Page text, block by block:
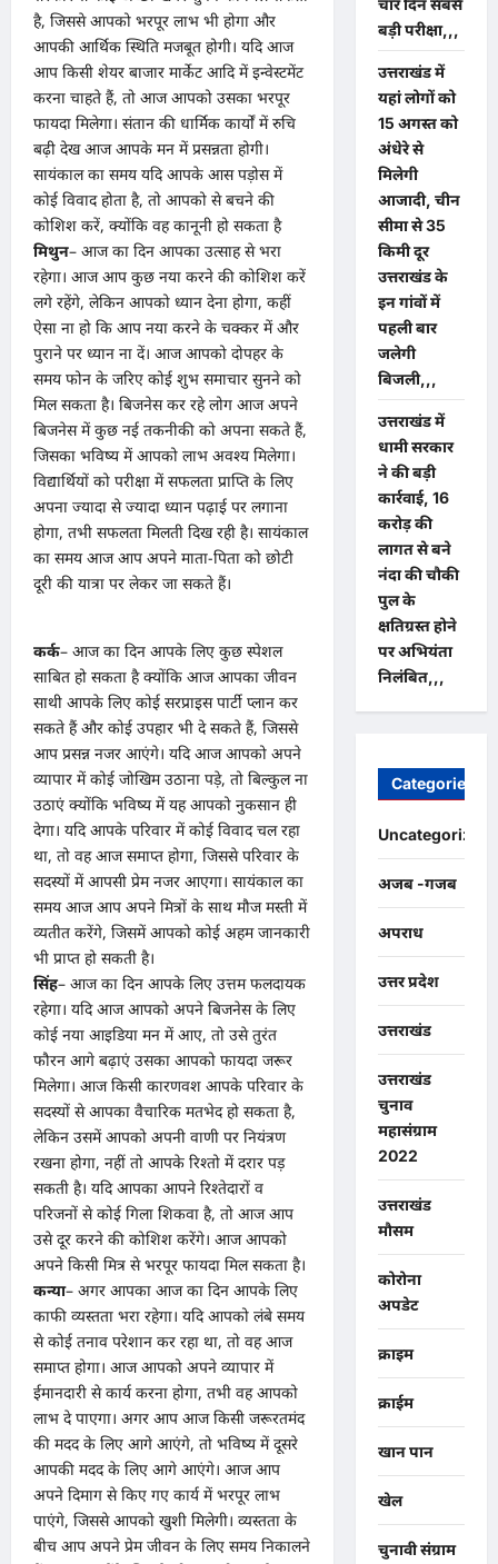
है, जिससे आपको भरपूर लाभ भी होगा और
आपकी आर्थिक स्थिति मजबूत होगी। यदि आज
आप किसी शेयर बाजार मार्केट आदि में इन्वेस्टमेंट
करना चाहते हैं, तो आज आपको उसका भरपूर
फायदा मिलेगा। संतान की धार्मिक कार्यों में रुचि
बढ़ी देख आज आपके मन में प्रसन्नता होगी।
सायंकाल का समय यदि आपके आस पड़ोस में
कोई विवाद होता है, तो आपको से बचने की
कोशिश करें, क्योंकि वह कानूनी हो सकता है
मिथुन– आज का दिन आपका उत्साह से भरा
रहेगा। आज आप कुछ नया करने की कोशिश करें
लगे रहेंगे, लेकिन आपको ध्यान देना होगा, कहीं
ऐसा ना हो कि आप नया करने के चक्कर में और
पुराने पर ध्यान ना दें। आज आपको दोपहर के
समय फोन के जरिए कोई शुभ समाचार सुनने को
मिल सकता है। बिजनेस कर रहे लोग आज अपने
बिजनेस में कुछ नई तकनीकी को अपना सकते हैं,
जिसका भविष्य में आपको लाभ अवश्य मिलेगा।
विद्यार्थियों को परीक्षा में सफलता प्राप्ति के लिए
अपना ज्यादा से ज्यादा ध्यान पढ़ाई पर लगाना
होगा, तभी सफलता मिलती दिख रही है। सायंकाल
का समय आज आप अपने माता-पिता को छोटी
दूरी की यात्रा पर लेकर जा सकते हैं।
कर्क– आज का दिन आपके लिए कुछ स्पेशल
साबित हो सकता है क्योंकि आज आपका जीवन
साथी आपके लिए कोई सरप्राइस पार्टी प्लान कर
सकते हैं और कोई उपहार भी दे सकते हैं, जिससे
आप प्रसन्न नजर आएंगे। यदि आज आपको अपने
व्यापार में कोई जोखिम उठाना पड़े, तो बिल्कुल ना
उठाएं क्योंकि भविष्य में यह आपको नुकसान ही
देगा। यदि आपके परिवार में कोई विवाद चल रहा
था, तो वह आज समाप्त होगा, जिससे परिवार के
सदस्यों में आपसी प्रेम नजर आएगा। सायंकाल का
समय आज आप अपने मित्रों के साथ मौज मस्ती में
व्यतीत करेंगे, जिसमें आपको कोई अहम जानकारी
भी प्राप्त हो सकती है।
सिंह– आज का दिन आपके लिए उत्तम फलदायक
रहेगा। यदि आज आपको अपने बिजनेस के लिए
कोई नया आइडिया मन में आए, तो उसे तुरंत
फौरन आगे बढ़ाएं उसका आपको फायदा जरूर
मिलेगा। आज किसी कारणवश आपके परिवार के
सदस्यों से आपका वैचारिक मतभेद हो सकता है,
लेकिन उसमें आपको अपनी वाणी पर नियंत्रण
रखना होगा, नहीं तो आपके रिश्तो में दरार पड़
सकती है। यदि आपका आपने रिश्तेदारों व
परिजनों से कोई गिला शिकवा है, तो आज आप
उसे दूर करने की कोशिश करेंगे। आज आपको
अपने किसी मित्र से भरपूर फायदा मिल सकता है।
कन्या– अगर आपका आज का दिन आपके लिए
काफी व्यस्तता भरा रहेगा। यदि आपको लंबे समय
से कोई तनाव परेशान कर रहा था, तो वह आज
समाप्त होगा। आज आपको अपने व्यापार में
ईमानदारी से कार्य करना होगा, तभी वह आपको
लाभ दे पाएगा। अगर आप आज किसी जरूरतमंद
की मदद के लिए आगे आएंगे, तो भविष्य में दूसरे
आपकी मदद के लिए आगे आएंगे। आज आप
अपने दिमाग से किए गए कार्य में भरपूर लाभ
पाएंगे, जिससे आपको खुशी मिलेगी। व्यस्तता के
बीच आप अपने प्रेम जीवन के लिए समय निकालने
बड़ी परीक्षा,,,
उत्तराखंड में
यहां लोगों को
15 अगस्त को
अंधेरे से
मिलेगी
आजादी, चीन
सीमा से 35
किमी दूर
उत्तराखंड के
इन गांवों में
पहली बार
जलेगी
बिजली,,,
उत्तराखंड में
धामी सरकार
ने की बड़ी
कार्रवाई, 16
करोड़ की
लागत से बने
नंदा की चौकी
पुल के
क्षतिग्रस्त होने
पर अभियंता
निलंबित,,,
Categories
Uncategorized
अजब -गजब
अपराध
उत्तर प्रदेश
उत्तराखंड
उत्तराखंड
चुनाव
महासंग्राम
2022
उत्तराखंड
मौसम
कोरोना
अपडेट
क्राइम
क्राईम
खान पान
खेल
चुनावी संग्राम